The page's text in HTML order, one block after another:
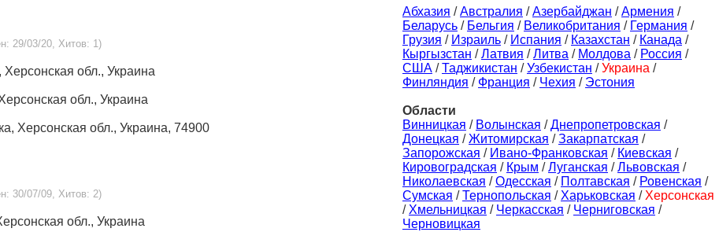
29/03/20, Хитов: 1)
обл., Украина
обл., Украина
Херсонская обл., Украина, 74900
30/07/09, Хитов: 2)
обл., Украина
Абхазия /Австралия /Азербайджан /Армения /
Беларусь / Бельгия / Великобритания / Германия /
Грузия / Израиль / Испания / Казахстан / Канада /
Кыргызстан /Латвия /Литва / Молдова / Россия /
США /Таджикистан /Узбекистан /Украина /
Финляндия / Франция / Чехия / Эстония
Области
Винницкая / Волынская /Днепропетровская /
Донецкая /Житомирская /Закарпатская /
Запорожская / Ивано-Франковская / Киевская /
Кировоградская / Крым /Луганская /Львовская /
Николаевская /Одесская / Полтавская / Ровенская /
Сумская /Тернопольская / Харьковская / Херсонская
/ Хмельницкая / Черкасская / Черниговская /
Черновицкая